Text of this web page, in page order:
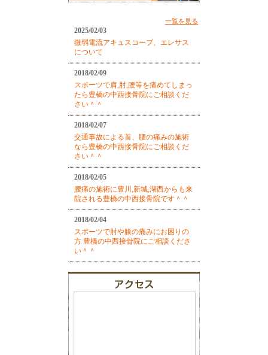
一覧を見る
2025/02/03
微弱電流アキュスコープ、エレサス
について
2018/02/09
スポーツで肩,肘,腰等を痛めてしまっ
たら豊橋の中西接骨院にご相談くだ
さい＾＾
2018/02/07
交通事故による首、腰の痛みの施術
なら豊橋の中西接骨院にご相談くだ
さい＾＾
2018/02/05
腰痛の施術に豊川,新城,湖西からも来
院される豊橋の中西接骨院です＾＾
2018/02/04
スポーツで肘や膝の痛みにお困りの
方 豊橋の中西接骨院にご相談くださ
い＾＾